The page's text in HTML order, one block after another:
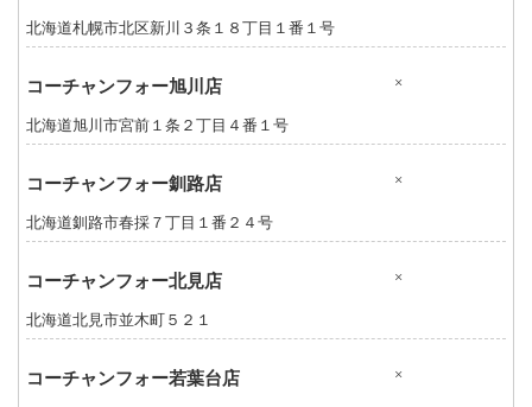
北海道札幌市北区新川３条１８丁目１番１号
コーチャンフォー旭川店 ×
北海道旭川市宮前１条２丁目４番１号
コーチャンフォー釧路店 ×
北海道釧路市春採７丁目１番２４号
コーチャンフォー北見店 ×
北海道北見市並木町５２１
コーチャンフォー若葉台店 ×